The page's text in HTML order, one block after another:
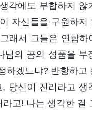
각에도 부합하지 않
자신들을 구원하지
래서 그들은 연합
님의 공의 성품을
겠느냐? 반항하고
당신이 진리라고 생
고! 나는 생각한 걸